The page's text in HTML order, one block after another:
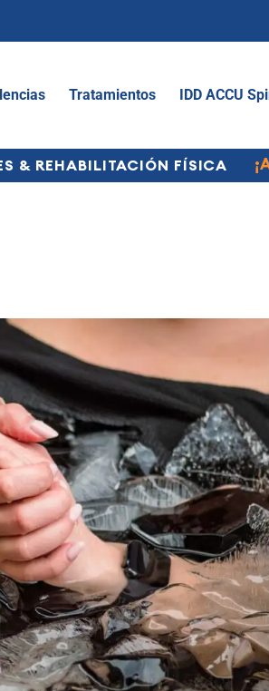
Tratamientos IDD ACCU
& REHABILITACIÓN FÍSICA